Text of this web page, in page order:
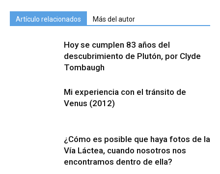
Artículo relacionados Más del autor
Hoy se cumplen 83 años del
descubrimiento de Plutón, por Clyde
Tombaugh
Mi experiencia con el tránsito de
Venus (2012)
¿Cómo es posible que haya fotos de la
Vía Láctea, cuando nosotros nos
encontramos dentro de ella?